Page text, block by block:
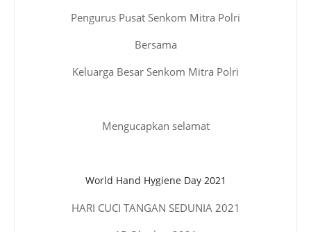
Pengurus Pusat Senkom Mitra Polri
Bersama
Keluarga Besar Senkom Mitra Polri
Mengucapkan selamat
World Hand Hygiene Day 2021
HARI CUCI TANGAN SEDUNIA 2021